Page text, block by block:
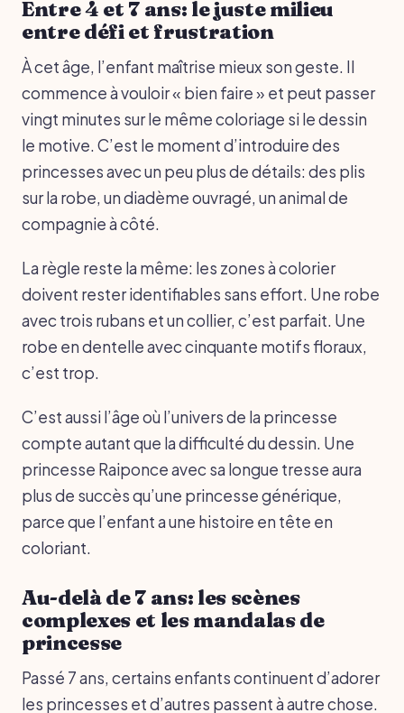
Entre 4 et 7 ans: le juste milieu
entre défi et frustration
À cet âge, l’enfant maîtrise mieux son geste. Il
commence à vouloir « bien faire » et peut passer
vingt minutes sur le même coloriage si le dessin
le motive. C’est le moment d’introduire des
princesses avec un peu plus de détails: des plis
sur la robe, un diadème ouvragé, un animal de
compagnie à côté.
La règle reste la même: les zones à colorier
doivent rester identifiables sans effort. Une robe
avec trois rubans et un collier, c’est parfait. Une
robe en dentelle avec cinquante motifs floraux,
c’est trop.
C’est aussi l’âge où l’univers de la princesse
compte autant que la difficulté du dessin. Une
princesse Raiponce avec sa longue tresse aura
plus de succès qu’une princesse générique,
parce que l’enfant a une histoire en tête en
coloriant.
Au-delà de 7 ans: les scènes
complexes et les mandalas de
princesse
Passé 7 ans, certains enfants continuent d’adorer
les princesses et d’autres passent à autre chose.